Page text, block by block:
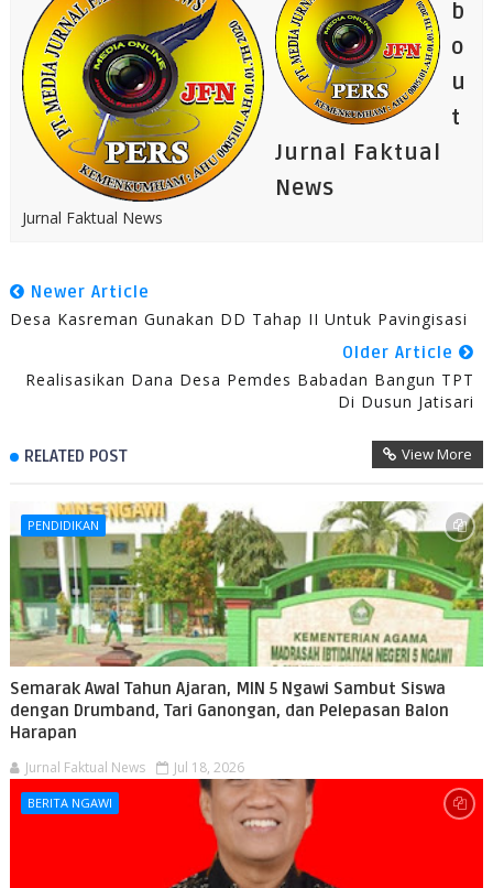
b
o
u
t
Jurnal Faktual
News
Jurnal Faktual News
Newer Article
Desa Kasreman Gunakan DD Tahap II Untuk Pavingisasi
Older Article
Realisasikan Dana Desa Pemdes Babadan Bangun TPT
Di Dusun Jatisari
RELATED POST View More
PENDIDIKAN
Semarak Awal Tahun Ajaran, MIN 5 Ngawi Sambut Siswa
dengan Drumband, Tari Ganongan, dan Pelepasan Balon
Harapan
Jurnal Faktual News Jul 18, 2026
BERITA NGAWI